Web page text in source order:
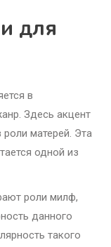
для
в
Здесь акцент
матерей. Эта
одной из
роли милф,
данного
такого